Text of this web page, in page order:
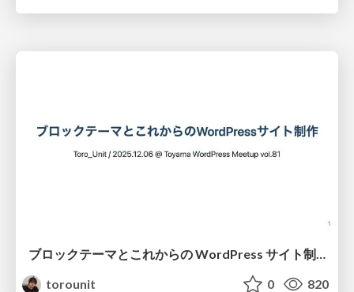
ブロックテーマとこれからの WordPress サイト制作 / Toyama WordPress Meetup Vol.81
torounit
0 820